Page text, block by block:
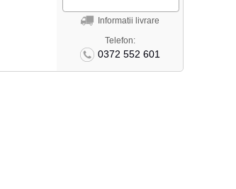
Informatii livrare
Telefon:
0372 552 601